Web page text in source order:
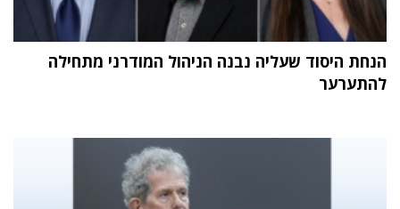
הנחת היסוד שעליה נבנה הניהול המודרני מתחילה
להתערער